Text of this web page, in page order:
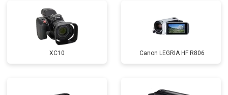
XC10 Canon LEGRIA HF R806